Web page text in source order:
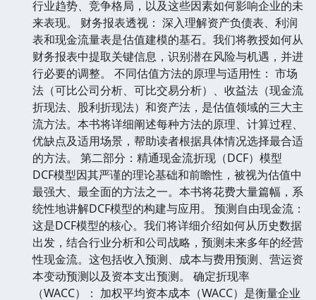
行业趋势、竞争格局，以及这些因素如何影响企业的未
来表现。 财务报表透视： 深入理解资产负债表、利润
表和现金流量表是估值建模的基石。我们将教授如何从
财务报表中提取关键信息，识别潜在风险与机遇，并进
行必要的调整。 不同估值方法的原理与适用性： 市场
法（可比公司分析、可比交易分析）、收益法（现金流
折现法、股利折现法）和资产法，是估值领域的三大主
流方法。本书将详细阐述每种方法的原理、计算过程、
优缺点及适用场景，帮助读者根据具体情况选择最合适
的方法。 第二部分：精通现金流折现（DCF）模型
DCF模型因其严谨的理论基础和前瞻性，被视为估值中
最强大、最全面的方法之一。本书将花费大量篇幅，系
统性地讲解DCF模型的构建与应用。 预测自由现金流：
这是DCF模型的核心。我们将详细介绍如何从历史数据
出发，结合行业分析和公司战略，预测未来多年的经营
性现金流。这包括收入预测、成本与费用预测、营运资
本变动预测以及资本支出预测。 确定折现率
（WACC）： 加权平均资本成本（WACC）是衡量企业